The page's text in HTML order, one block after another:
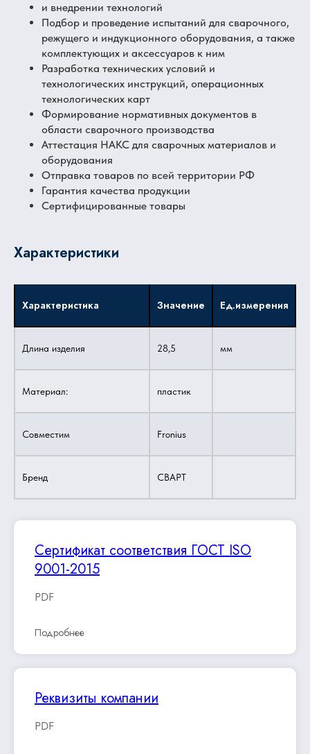
и внедрении технологий
Подбор и проведение испытаний для сварочного,
режущего и индукционного оборудования, а также
комплектующих и аксессуаров к ним
Разработка технических условий и
технологических инструкций, операционных
технологических карт
Формирование нормативных документов в
области сварочного производства
Аттестация НАКС для сварочных материалов и
оборудования
Отправка товаров по всей территории РФ
Гарантия качества продукции
Сертифицированные товары
Характеристики
Характеристика Значение Ед.измерения
Длина изделия 28,5 мм
Материал: пластик
Совместим Fronius
Бренд СВАРТ
Сертификат соответствия ГОСТ ISO
9001-2015
PDF
Подробнее
Реквизиты компании
PDF